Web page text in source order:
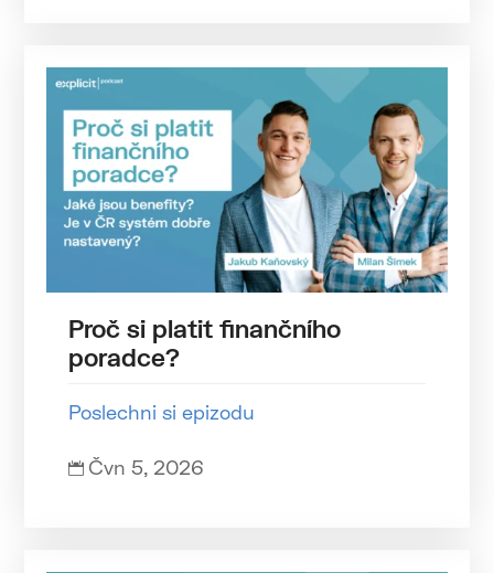
Proč si platit finančního
poradce?
Poslechni si epizodu
 Čvn 5, 2026